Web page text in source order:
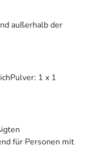
außerhalb der
1 x 1
für Personen mit